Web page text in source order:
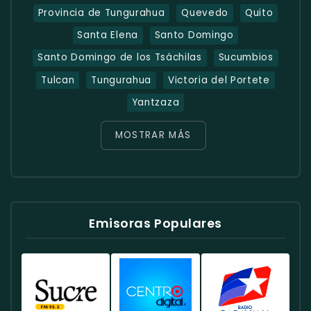
Provincia de Tungurahua Quevedo
Quito
Santa Elena
Santo Domingo
Santo Domingo de los Tsáchilas
Sucumbios
Tulcan
Tungurahua
Victoria del Portete
Yantzaza
MOSTRAR MÁS
Emisoras Populares